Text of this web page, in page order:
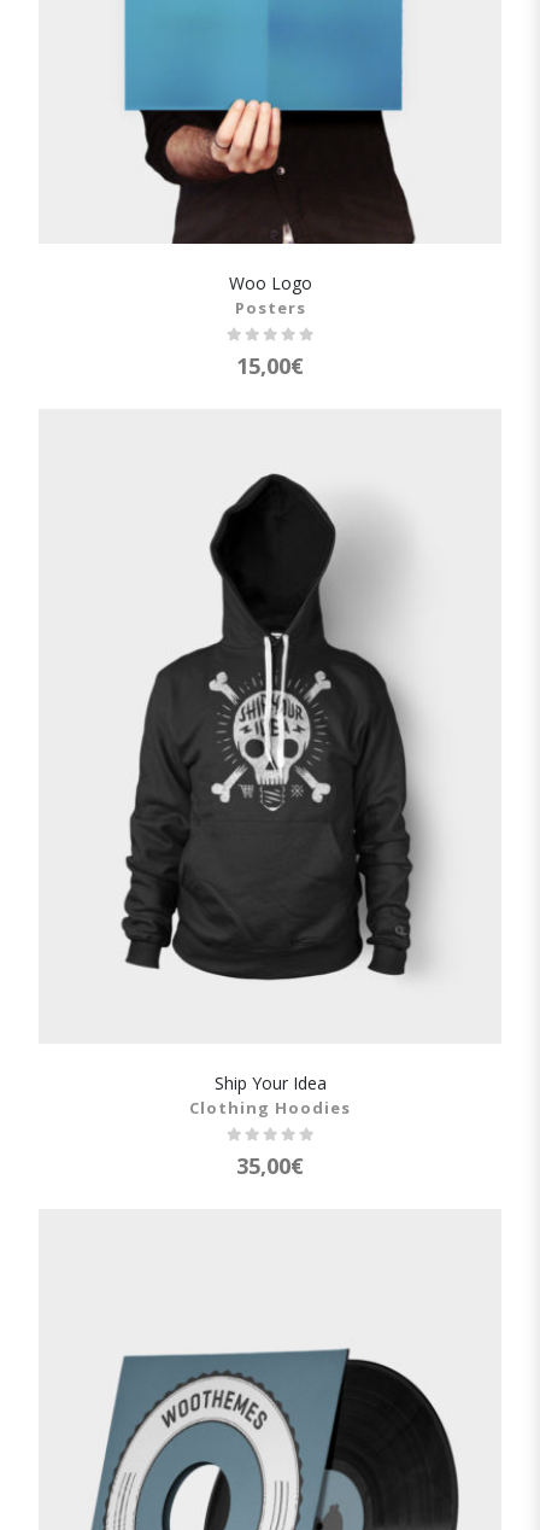
SHOW DETAILS
Woo Logo
Posters
15,00€
SHOW DETAILS
Ship Your Idea
Clothing Hoodies
35,00€